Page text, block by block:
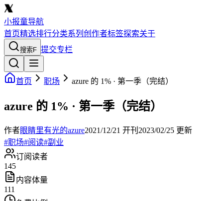
小报童导航
首页精选排行分类系列 创作者标签探索关于
搜索F 提交专栏
首页 职场 azure 的 1% · 第一季（完结）
azure 的 1% · 第一季（完结）
作者眼睛里有光的azure2021/12/21 开刊 2023/02/25 更新
#职场#阅读#副业
订阅读者
145
内容体量
111